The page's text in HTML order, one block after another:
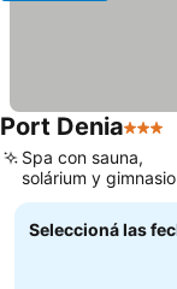
Port Denia3
Spa con sauna,
solárium y gimnasio
Seleccioná las